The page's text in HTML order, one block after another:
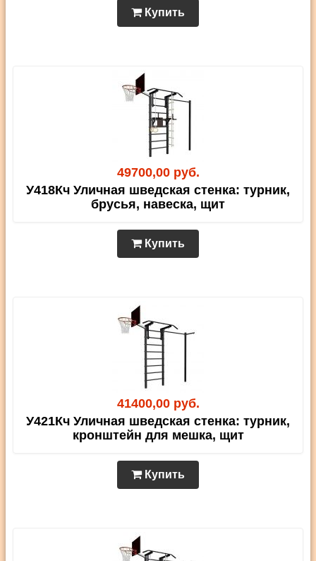
Купить
49700,00 руб.
У418Кч Уличная шведская стенка: турник,
брусья, навеска, щит
Купить
41400,00 руб.
У421Кч Уличная шведская стенка: турник,
кронштейн для мешка, щит
Купить